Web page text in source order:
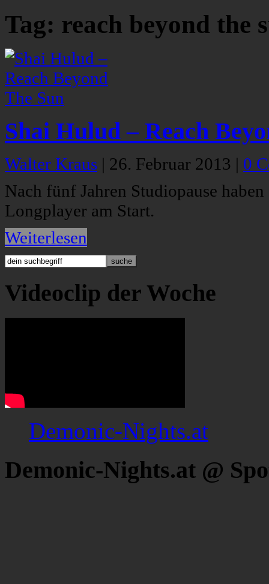
Tag: reach beyond the
Shai Hulud – Reach
Walter Kraus | 26. Februar 2013 | 0
Nach fünf Jahren Studiopause
Longplayer am Start.
Weiterlesen
Videoclip der Woche
Demonic-Nights.at
Demonic-Nights.at @